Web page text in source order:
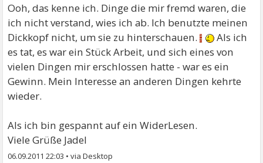
Ooh, das kenne ich. Dinge die mir fremd waren, die
ich nicht verstand, wies ich ab. Ich benutzte meinen
Dickkopf nicht, um sie zu hinterschauen.
Als ich
es tat, es war ein Stück Arbeit, und sich eines von
vielen Dingen mir erschlossen hatte - war es ein
Gewinn. Mein Interesse an anderen Dingen kehrte
wieder.
Als ich bin gespannt auf ein WiderLesen.
Viele Grüße Jadel
06.09.2011 22:03 •